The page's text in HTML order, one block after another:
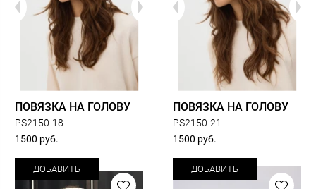
ПОВЯЗКА НА ГОЛОВУ
PS2150-18
1500 руб.
ДОБАВИТЬ
ПОВЯЗКА НА ГОЛОВУ
PS2150-21
1500 руб.
ДОБАВИТЬ